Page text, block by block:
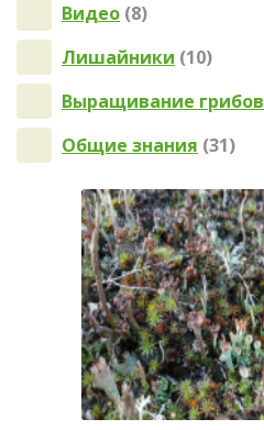
Видео (8)
Лишайники (10)
Выращивание грибов
Общие знания (31)